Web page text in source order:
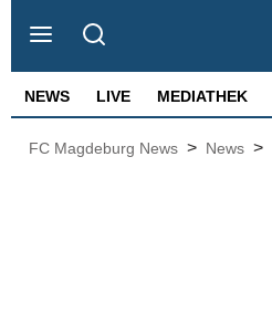
NEWS LIVE MEDIATHEK
FC Magdeburg News > News >